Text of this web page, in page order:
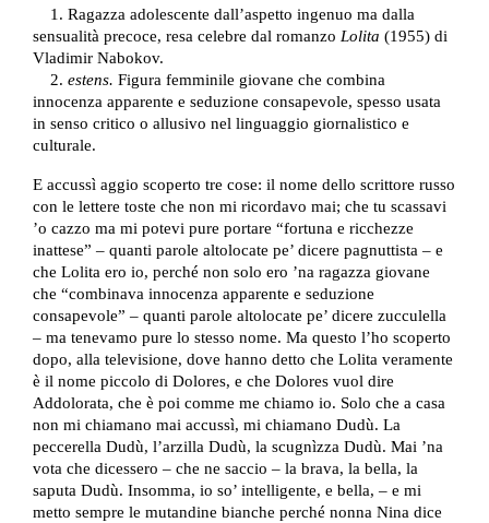
1. Ragazza adolescente dall’aspetto ingenuo ma dalla
sensualità precoce, resa celebre dal romanzo Lolita (1955) di
Vladimir Nabokov.
2. estens. Figura femminile giovane che combina
innocenza apparente e seduzione consapevole, spesso usata
in senso critico o allusivo nel linguaggio giornalistico e
culturale.
E accussì aggio scoperto tre cose: il nome dello scrittore russo
con le lettere toste che non mi ricordavo mai; che tu scassavi
’o cazzo ma mi potevi pure portare “fortuna e ricchezze
inattese” – quanti parole altolocate pe’ dicere pagnuttista – e
che Lolita ero io, perché non solo ero ’na ragazza giovane
che “combinava innocenza apparente e seduzione
consapevole” – quanti parole altolocate pe’ dicere zucculella
– ma tenevamo pure lo stesso nome. Ma questo l’ho scoperto
dopo, alla televisione, dove hanno detto che Lolita veramente
è il nome piccolo di Dolores, e che Dolores vuol dire
Addolorata, che è poi comme me chiamo io. Solo che a casa
non mi chiamano mai accussì, mi chiamano Dudù. La
peccerella Dudù, l’arzilla Dudù, la scugnìzza Dudù. Mai ’na
vota che dicessero – che ne saccio – la brava, la bella, la
saputa Dudù. Insomma, io so’ intelligente, e bella, – e mi
metto sempre le mutandine bianche perché nonna Nina dice